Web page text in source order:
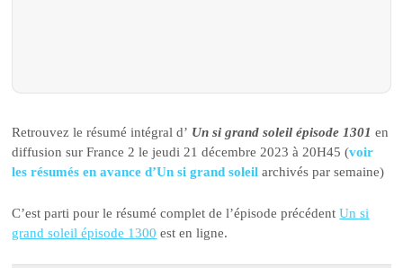
Retrouvez le résumé intégral d’ Un si grand soleil épisode 1301 en
diffusion sur France 2 le jeudi 21 décembre 2023 à 20H45 (voir
les résumés en avance d’Un si grand soleil archivés par semaine)
C’est parti pour le résumé complet de l’épisode précédentUn si
grand soleil épisode 1300 est en ligne.